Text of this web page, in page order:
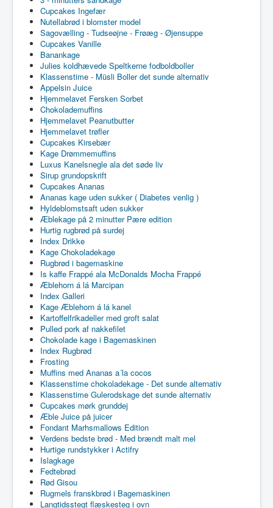
Cupcakes Ingefær
Nutellabrød i blomster model
Sagovælling - Tudseøjne - Frøæg - Øjensuppe
Cupcakes Vanille
Banankage
Julies koldhævede Speltkerne fodboldboller
Klassenstime - Müsli Boller det sunde alternativ
Appelsin Juice
Hjemmelavet Fersken Sorbet
Chokolademuffins
Hjemmelavet Peanutbutter
Hjemmelavet trøfler
Cupcakes Kirsebær
Kage Drømmemuffins
Luxus Kanelsnegle ala det søde liv
Sirup grundopskrift
Cupcakes Ananas
Ananas kage uden sukker ( Diabetes venlig )
Hyldeblomstsaft uden sukker
Æblekage på 2 minutter Pære edition
Hurtig rugbrød på surdej
Index Drikke
Kage Chokoladekage
Rugbrød i bagemaskine
Is kaffe Frappé ala McDonalds Mocha Frappé
Æblehorn á lá Marcipan
Index Galleri
Kage Æblehorn á lá kanel
Kartoffelfrikadeller med groft salat
Pulled pork af nakkefilet
Chokolade kage i Bagemaskinen
Index Rugbrød
Frosting
Muffins med Ananas a´la cocos
Klassenstime chokoladekage - Det sunde alternativ
Klassenstime Gulerodskage det sunde alternativ
Cupcakes mørk grunddej
Æble Juice på juicer
Fondant Marhsmallows Edition
Verdens bedste brød - Med brændt malt mel
Hurtige rundstykker i Actifry
Islagkage
Fedtebrød
Rød Gisou
Rugmels franskbrød i Bagemaskinen
Langtidsstegt flæskesteg i ovn